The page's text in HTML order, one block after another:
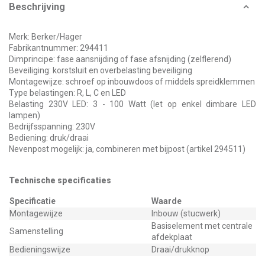
Beschrijving
Merk: Berker/Hager
Fabrikantnummer: 294411
Dimprincipe: fase aansnijding of fase afsnijding (zelflerend)
Beveiliging: korstsluit en overbelasting beveiliging
Montagewijze: schroef op inbouwdoos of middels spreidklemmen
Type belastingen: R, L, C en LED
Belasting 230V LED: 3 - 100 Watt (let op enkel dimbare LED
lampen)
Bedrijfsspanning: 230V
Bediening: druk/draai
Nevenpost mogelijk: ja, combineren met bijpost (artikel 294511)
Technische specificaties
Specificatie
Waarde
Montagewijze
Inbouw (stucwerk)
Samenstelling
Basiselement met centrale
afdekplaat
Bedieningswijze
Draai/drukknop